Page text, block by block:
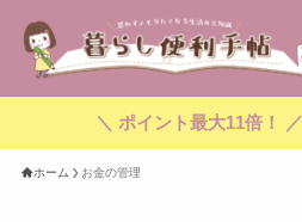
＼ ポイント最大11倍！ ／
ホーム お金の管理